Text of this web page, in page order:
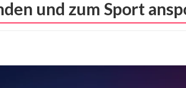
und zum Sport